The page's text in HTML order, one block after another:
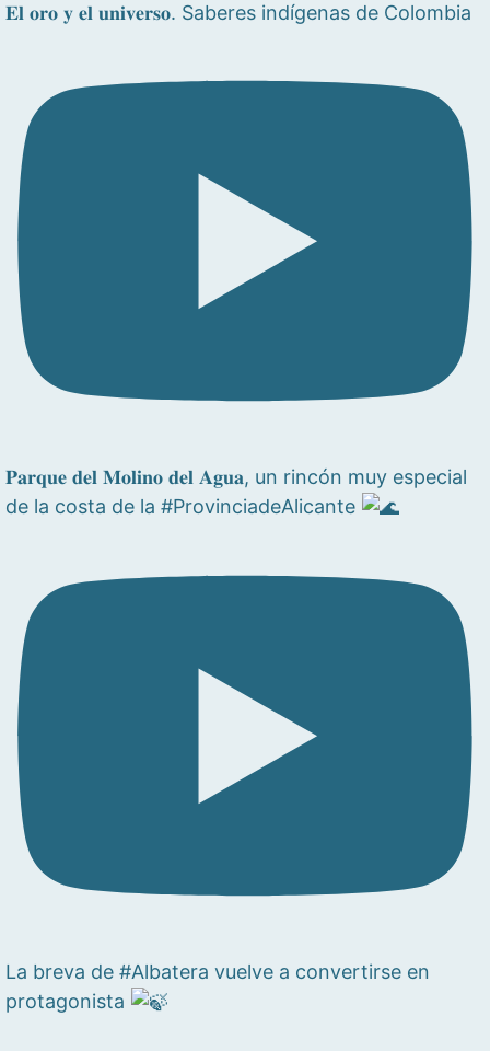
𝐄𝐥 𝐨𝐫𝐨 𝐲 𝐞𝐥 𝐮𝐧𝐢𝐯𝐞𝐫𝐬𝐨. Saberes indígenas de Colombia
𝐏𝐚𝐫𝐪𝐮𝐞 𝐝𝐞𝐥 𝐌𝐨𝐥𝐢𝐧𝐨 𝐝𝐞𝐥 𝐀𝐠𝐮𝐚, un rincón muy especial
de la costa de la #ProvinciadeAlicante
La breva de #Albatera vuelve a convertirse en
protagonista